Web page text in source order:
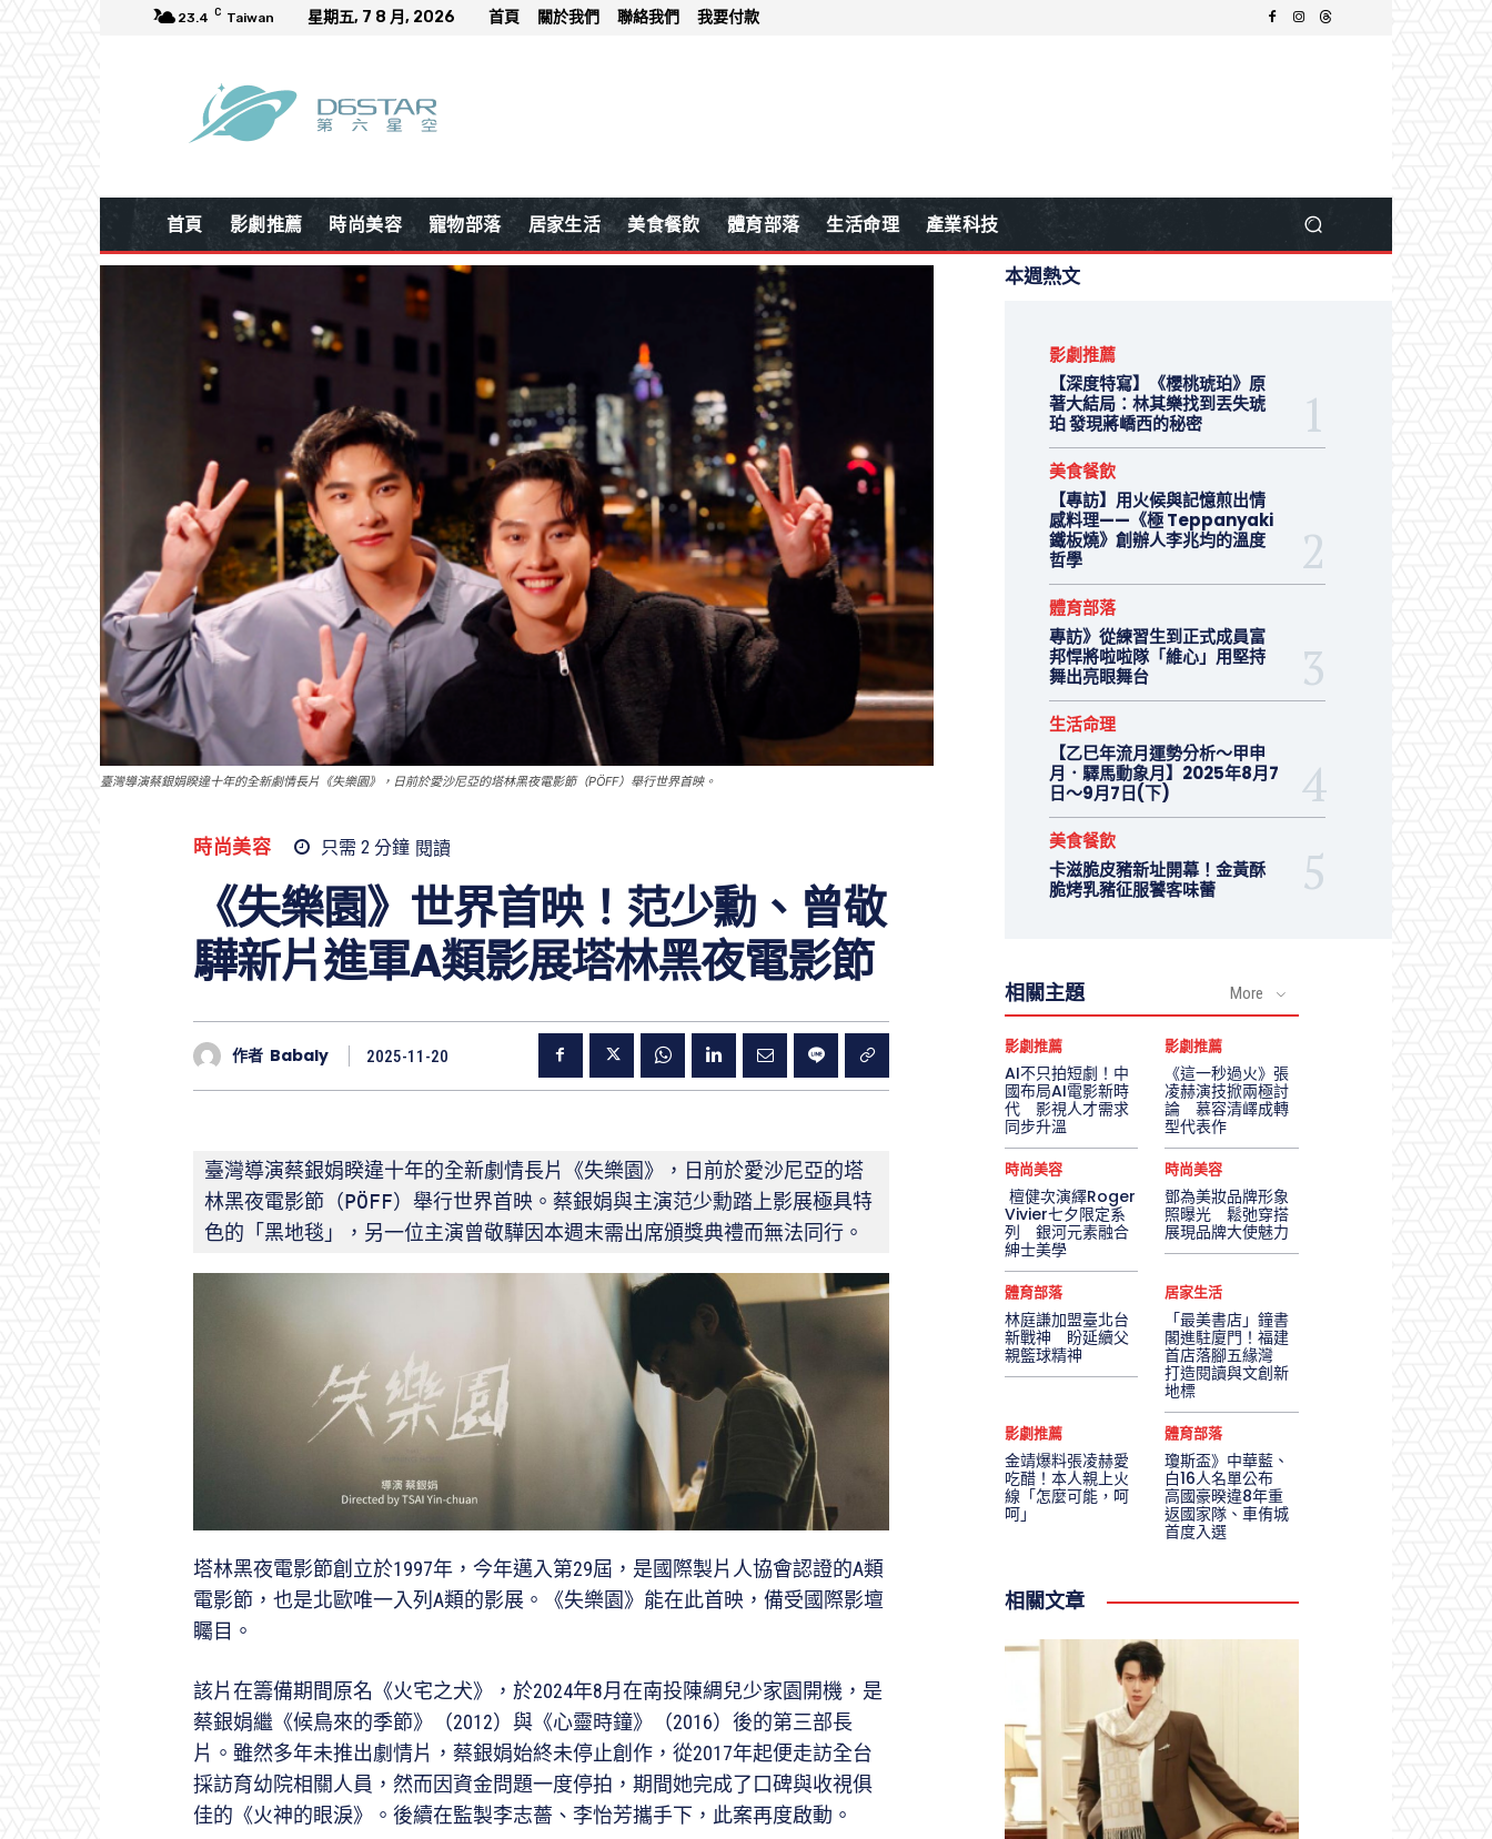
23.4 C Taiwan 星期五, 7 8 月, 2026 首頁 關於我們 聯絡我們 我要付款
首頁 影劇推薦 時尚美容 寵物部落 居家生活 美食餐飲 體育部落 生活命理 產業科技
臺灣導演蔡銀娟睽違十年的全新劇情長片《失樂園》，日前於愛沙尼亞的塔林黑夜電影節（PÖFF）舉行世界首映。
時尚美容 只需 2 分鐘 閱讀
《失樂園》世界首映！范少勳、曾敬
驊新片進軍A類影展塔林黑夜電影節
作者 Babaly 2025-11-20
臺灣導演蔡銀娟睽違十年的全新劇情長片《失樂園》，日前於愛沙尼亞的塔
林黑夜電影節（PÖFF）舉行世界首映。蔡銀娟與主演范少勳踏上影展極具特
色的「黑地毯」，另一位主演曾敬驊因本週末需出席頒獎典禮而無法同行。
塔林黑夜電影節創立於1997年，今年邁入第29屆，是國際製片人協會認證的A類
電影節，也是北歐唯一入列A類的影展。《失樂園》能在此首映，備受國際影壇
矚目。
該片在籌備期間原名《火宅之犬》，於2024年8月在南投陳綢兒少家園開機，是
蔡銀娟繼《候鳥來的季節》（2012）與《心靈時鐘》（2016）後的第三部長
片。雖然多年未推出劇情片，蔡銀娟始終未停止創作，從2017年起便走訪全台
採訪育幼院相關人員，然而因資金問題一度停拍，期間她完成了口碑與收視俱
佳的《火神的眼淚》。後續在監製李志薔、李怡芳攜手下，此案再度啟動。
本週熱文
影劇推薦
【深度特寫】《櫻桃琥珀》原
著大結局：林其樂找到丟失琥
珀 發現蔣嶠西的秘密
美食餐飲
【專訪】用火候與記憶煎出情
感料理——《極 Teppanyaki
鐵板燒》創辦人李兆均的溫度
哲學
體育部落
專訪》從練習生到正式成員富
邦悍將啦啦隊「維心」用堅持
舞出亮眼舞台
生活命理
【乙巳年流月運勢分析～甲申
月．驛馬動象月】2025年8月7
日～9月7日(下)
美食餐飲
卡滋脆皮豬新址開幕！金黃酥
脆烤乳豬征服饕客味蕾
相關主題 More
影劇推薦
AI不只拍短劇！中
國布局AI電影新時
代 影視人才需求
同步升溫
影劇推薦
《這一秒過火》張
凌赫演技掀兩極討
論 慕容清嶧成轉
型代表作
時尚美容
檀健次演繹Roger
Vivier七夕限定系
列 銀河元素融合
紳士美學
時尚美容
鄧為美妝品牌形象
照曝光 鬆弛穿搭
展現品牌大使魅力
體育部落
林庭謙加盟臺北台
新戰神 盼延續父
親籃球精神
居家生活
「最美書店」鐘書
閣進駐廈門！福建
首店落腳五緣灣
打造閱讀與文創新
地標
影劇推薦
金靖爆料張凌赫愛
吃醋！本人親上火
線「怎麼可能，呵
呵」
體育部落
瓊斯盃》中華藍、
白16人名單公布
高國豪暌違8年重
返國家隊、車侑城
首度入選
相關文章